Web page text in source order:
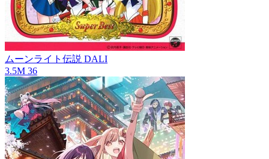
ムーンライト伝説 DALI
3.5M 36